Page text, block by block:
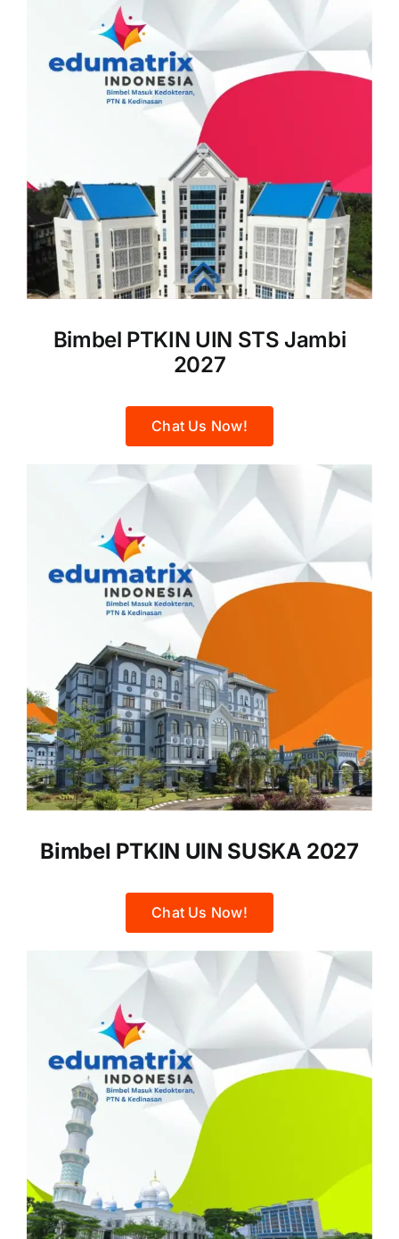
Bimbel PTKIN UIN STS Jambi
2027
Chat Us Now!
Bimbel PTKIN UIN SUSKA 2027
Chat Us Now!